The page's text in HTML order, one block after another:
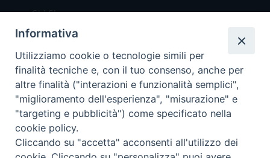
Chi Siamo
Redazione
Scrivici
Copyright © 2019 - Tutti i diritti riservati - Vita
Trentina Editrice
Informativa
Utilizziamo cookie o tecnologie simili per
finalità tecniche e, con il tuo consenso, anche per
altre finalità ("interazioni e funzionalità semplici",
"miglioramento dell'esperienza", "misurazione" e
"targeting e pubblicità") come specificato nella
cookie policy.
Cliccando su "accetta" acconsenti all'utilizzo dei